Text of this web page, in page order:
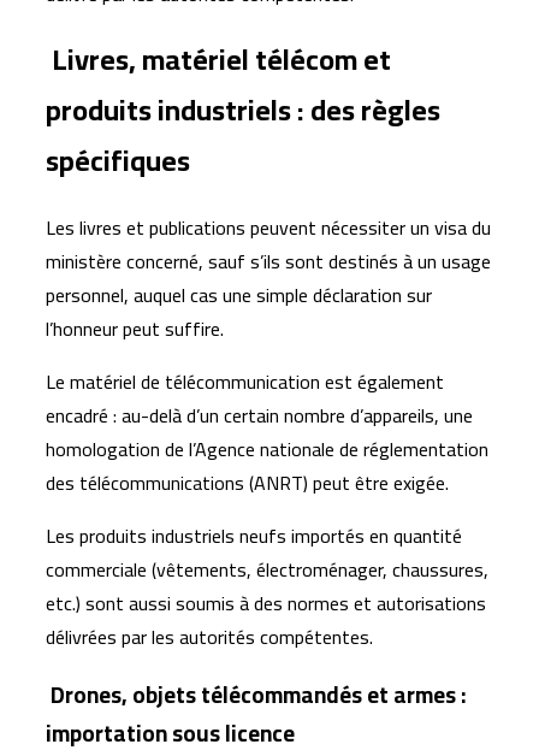
Livres, matériel télécom et
produits industriels : des règles
spécifiques
Les livres et publications peuvent nécessiter un visa du
ministère concerné, sauf s’ils sont destinés à un usage
personnel, auquel cas une simple déclaration sur
l’honneur peut suffire.
Le matériel de télécommunication est également
encadré : au-delà d’un certain nombre d’appareils, une
homologation de l’Agence nationale de réglementation
des télécommunications (ANRT) peut être exigée.
Les produits industriels neufs importés en quantité
commerciale (vêtements, électroménager, chaussures,
etc.) sont aussi soumis à des normes et autorisations
délivrées par les autorités compétentes.
Drones, objets télécommandés et armes :
importation sous licence